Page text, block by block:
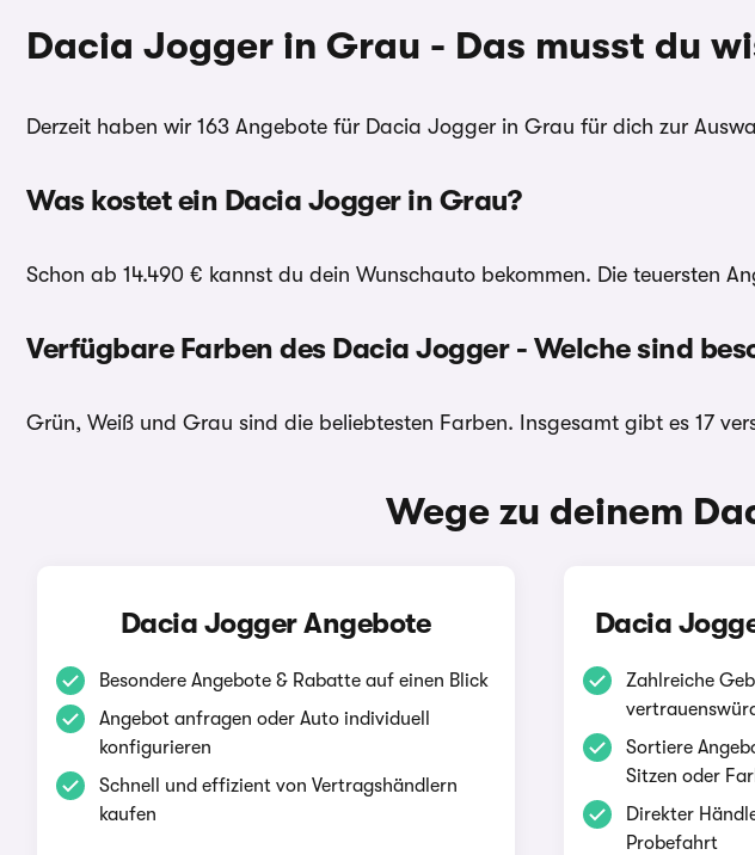
Dacia Jogger in Grau - Das musst du
Derzeit haben wir 163 Angebote für Dacia Jogger in Grau für dich zur
Was kostet ein Dacia Jogger in Grau?
Schon ab 14.490 € kannst du dein Wunschauto bekommen. Die teuersten
Verfügbare Farben des Dacia Jogger - Welche sind
Grün, Weiß und Grau sind die beliebtesten Farben. Insgesamt gibt es 17
Wege zu deinem
Dacia Jogger Angebote
Besondere Angebote & Rabatte auf einen Blick
Angebot anfragen oder Auto individuell
konfigurieren
Schnell und effizient von Vertragshändlern
kaufen
Dacia
Zahlreiche
Sortiere
Sitzen oder
Direkter
Probefahrt